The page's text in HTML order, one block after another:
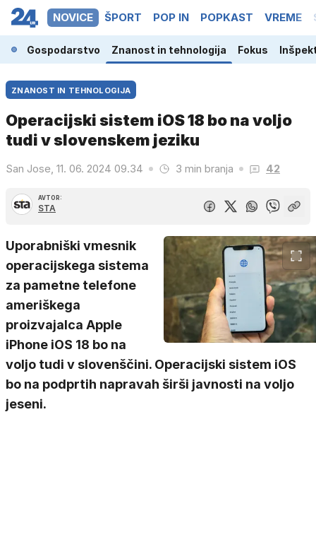
NOVICE ŠPORT POP IN POPKAST VREME
Gospodarstvo Znanost in tehnologija Fokus
ZNANOST IN TEHNOLOGIJA
Operacijski sistem iOS 18 bo na voljo
tudi v slovenskem jeziku
San Jose, 11. 06. 2024 09.34 3 min branja 42
AVTOR:
STA
Uporabniški vmesnik
operacijskega sistema
za pametne telefone
ameriškega
proizvajalca Apple
iPhone iOS 18 bo na
voljo tudi v slovenščini. Operacijski sistem iOS
bo na podprtih napravah širši javnosti na voljo
jeseni.